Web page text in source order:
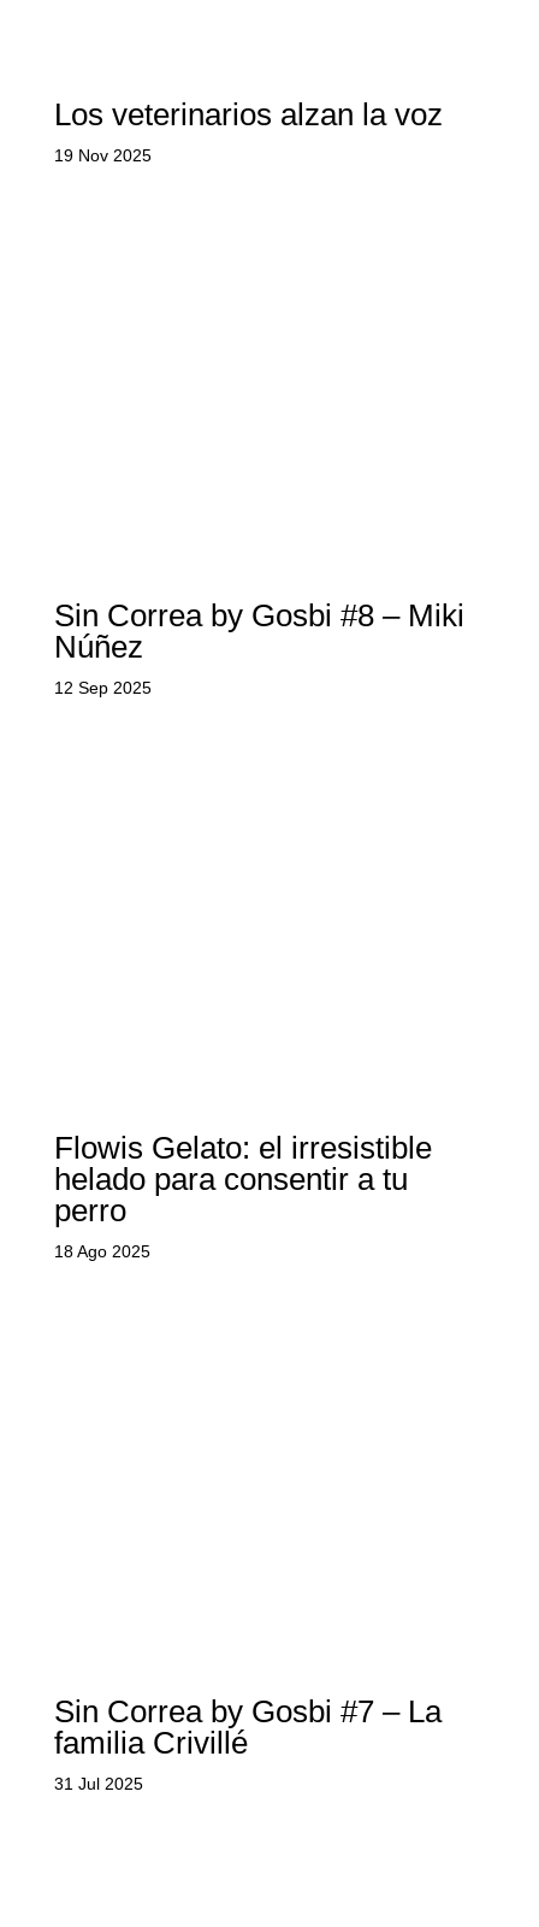
Los veterinarios alzan la voz
19 Nov 2025
Sin Correa by Gosbi #8 – Miki
Núñez
12 Sep 2025
Flowis Gelato: el irresistible
helado para consentir a tu
perro
18 Ago 2025
Sin Correa by Gosbi #7 – La
familia Crivillé
31 Jul 2025